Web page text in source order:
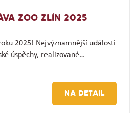
ZOO ZLÍN 2025
2025! Nejvýznamnější události
úspěchy, realizované…
NA DETAIL